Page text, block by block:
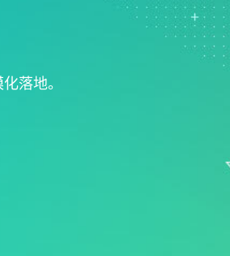
落地。